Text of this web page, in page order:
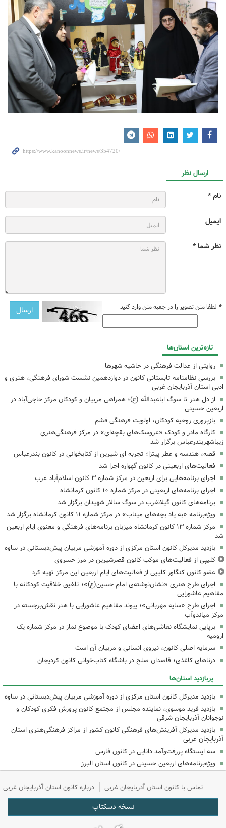
ارسال نظر
نام *
ایمیل
نظر شما *
* لطفا متن تصویر را در جعبه متن وارد کنید
تازه‌ترین استان‌ها
روایتی از عدالت فرهنگی در حاشیه شهرها
بررسی نظامنامه تابستانی کانون در دوازدهمین نشست شورای فرهنگی، هنری و
ادبی استان آذربایجان غربی
از دل هنر تا سوگ اباعبدالله (ع)؛ همراهی مربیان و کودکان مرکز حاجی‌آباد در
اربعین حسینی
بازپروری روحیه کودکان، اولویت فرهنگی قشم
کارگاه مادر و کودک «عروسک‌های بقچه‌ای» در مرکز فرهنگی‌هنری
زیباشهربندرعباس برگزار شد
قصه، هندسه و عطر پیتزا؛ تجربه ای شیرین از کتابخوانی در کانون بندرعباس
فعالیت‌های اربعینی در کانون گهواره اجرا شد
اجرای برنامه‌هایی برای اربعین در مرکز شماره ۳ کانون اسلام‌آباد غرب
اجرای برنامه‌های اربعینی در مرکز شماره ۱۰ کانون کرمانشاه
برنامه‌های کانون گیلانغرب در سوگ سالار شهیدان برگزار شد
ویژه‌برنامه «به یاد بچه‌های میناب» در مرکز شماره ۱۱ کانون کرمانشاه برگزار شد
مرکز شماره ۱۳ کانون کرمانشاه میزبان برنامه‌های فرهنگی و معنوی ایام اربعین
شد
بازدید مدیرکل کانون استان مرکزی از دوره آموزشی مربیان پیش‌دبستانی در ساوه
کلیپی از فعالیت‌های موکب کانون قصرشیرین در مرز خسروی
عضو کانون کنگاور کلیپی از فعالیت‌های ایام اربعین این مرکز تهیه کرد
اجرای طرح هنری «نشان‌نوشته‌ی امام حسین(ع)»؛ تلفیق خلاقیت کودکانه با
مفاهیم عاشورایی
اجرای طرح «سایه مهربانی»؛ پیوند مفاهیم عاشورایی با هنر نقش‌برجسته در
مرکز میاندوآب
برپایی نمایشگاه نقاشی‌های اعضای کودک با موضوع نماز در مرکز شماره یک
ارومیه
سرمایه اصلی کانون، نیروی انسانی و مربیان آن است
درناهای کاغذی؛ قاصدان صلح در باشگاه کتاب‌خوانی کانون کردیجان
پربازدید استان‌ها
بازدید مدیرکل کانون استان مرکزی از دوره آموزشی مربیان پیش‌دبستانی در ساوه
بازدید فرید موسوی، نماینده مجلس از مجتمع کانون پرورش فکری کودکان و
نوجوانان آذربایجان شرقی
بازدید مدیرکل آفرینش‌های فرهنگی کانون کشور از مراکز فرهنگی‌هنری استان
آذربایجان غربی
سه ایستگاه پررفت‌وآمد دانایی در کانون فارس
ویژه‌برنامه‌های اربعین حسینی در کانون استان البرز
تماس با کانون استان آذربایجان غربی درباره کانون استان آذربایجان غربی
نسخه دسکتاپ